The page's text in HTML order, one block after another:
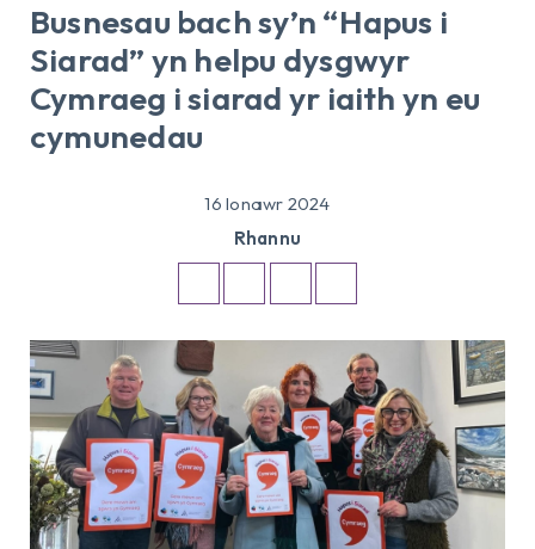
Busnesau bach sy’n “Hapus i
Siarad” yn helpu dysgwyr
Cymraeg i siarad yr iaith yn eu
cymunedau
16 Ionawr 2024
Rhannu